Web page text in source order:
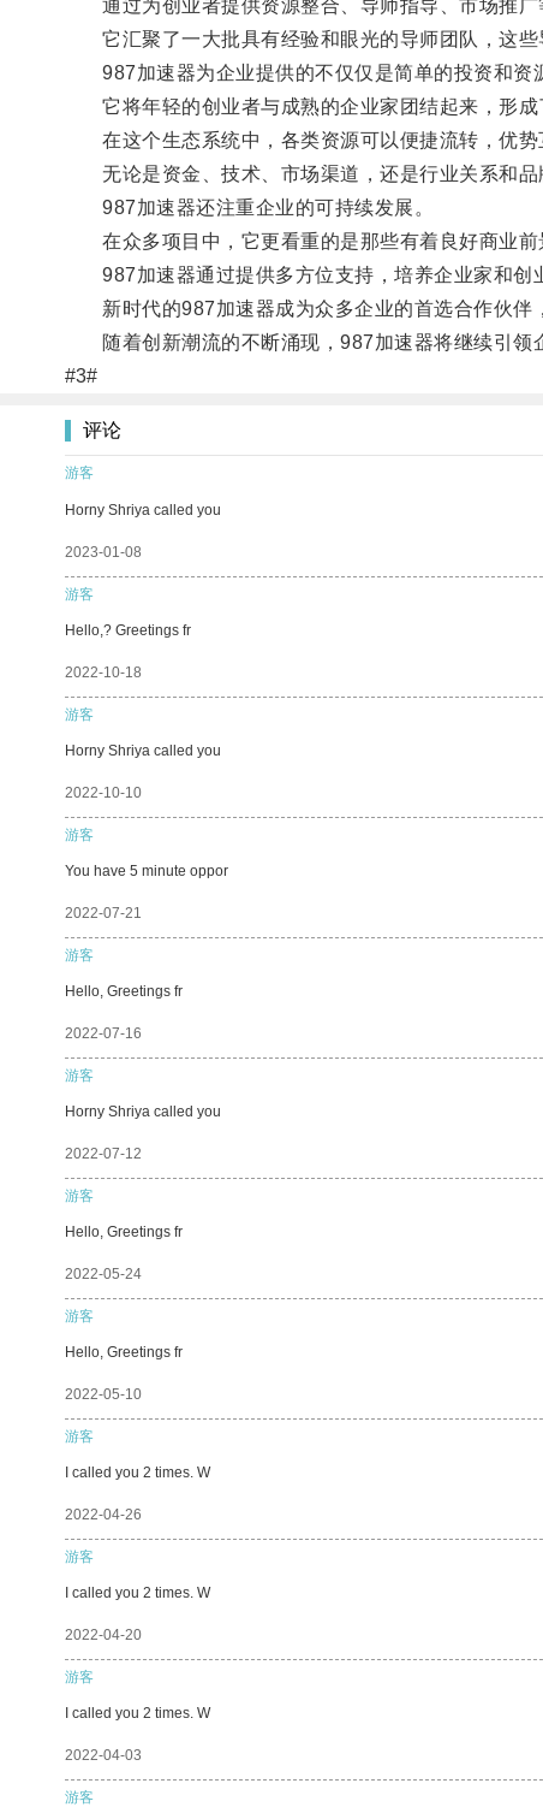
通过为创业者提供资源整合、导师指导、市场推广
它汇聚了一大批具有经验和眼光的导师团队，这些
987加速器为企业提供的不仅仅是简单的投资和资
它将年轻的创业者与成熟的企业家团结起来，形成
在这个生态系统中，各类资源可以便捷流转，优势
无论是资金、技术、市场渠道，还是行业关系和品
987加速器还注重企业的可持续发展。
在众多项目中，它更看重的是那些有着良好商业前
987加速器通过提供多方位支持，培养企业家和创
新时代的987加速器成为众多企业的首选合作伙伴
随着创新潮流的不断涌现，987加速器将继续引领
#3#
评论
游客
Horny Shriya called you
2023-01-08
游客
Hello,? Greetings fr
2022-10-18
游客
Horny Shriya called you
2022-10-10
游客
You have 5 minute oppor
2022-07-21
游客
Hello, Greetings fr
2022-07-16
游客
Horny Shriya called you
2022-07-12
游客
Hello, Greetings fr
2022-05-24
游客
Hello, Greetings fr
2022-05-10
游客
I called you 2 times. W
2022-04-26
游客
I called you 2 times. W
2022-04-20
游客
I called you 2 times. W
2022-04-03
游客